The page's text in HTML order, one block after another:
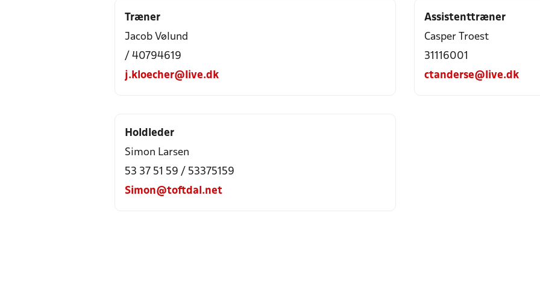
Træner
Jacob Vølund
/ 40794619
j.kloecher@live.dk
Assistenttræner
Casper Troest
31116001
ctanderse@live.dk
Holdleder
Simon Larsen
53 37 51 59 / 53375159
Simon@toftdal.net